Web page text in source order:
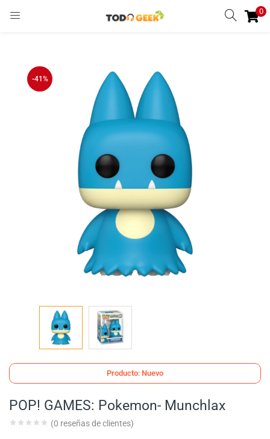
0
-41%
Producto: Nuevo
POP! GAMES: Pokemon- Munchlax
(0 reseñas de clientes)
REGISTRARSE
Ingresar